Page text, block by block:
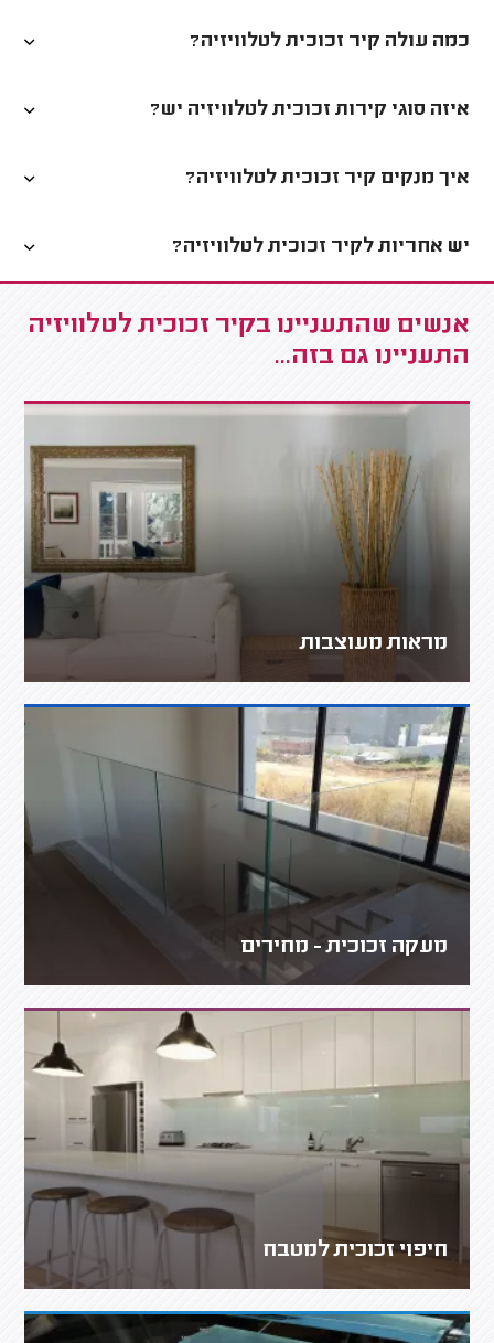
כמה עולה קיר זכוכית לטלוויזיה?
איזה סוגי קירות זכוכית לטלוויזיה יש?
איך מנקים קיר זכוכית לטלוויזיה?
יש אחריות לקיר זכוכית לטלוויזיה?
אנשים שהתעניינו בקיר זכוכית לטלוויזיה
התעניינו גם בזה...
מראות מעוצבות
מעקה זכוכית - מחירים
חיפוי זכוכית למטבח